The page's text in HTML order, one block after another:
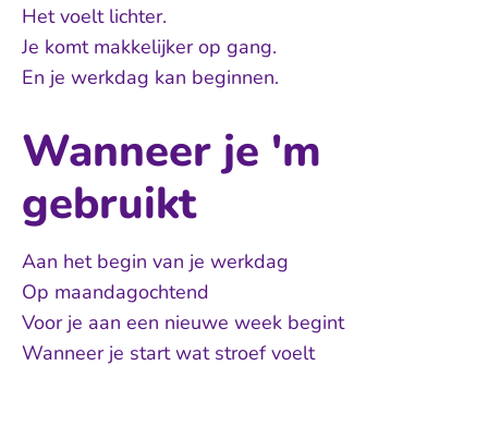
Het voelt lichter.
Je komt makkelijker op gang.
En je werkdag kan beginnen.
Wanneer je 'm
gebruikt
Aan het begin van je werkdag
Op maandagochtend
Voor je aan een nieuwe week begint
Wanneer je start wat stroef voelt